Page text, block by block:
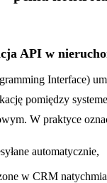
API w
Interface)
pomiędzy
W praktyce
automatycznie,
w CRM